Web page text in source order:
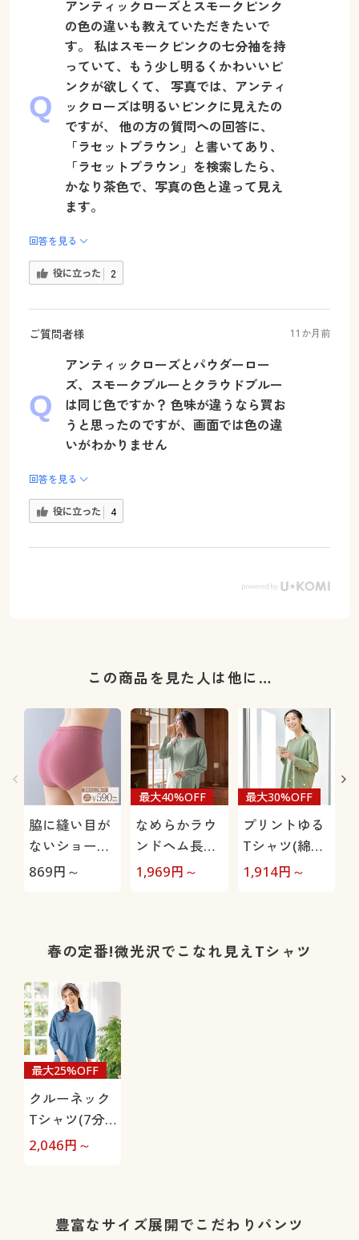
アンティックローズとスモークピンク
の色の違いも教えていただきたいで
す。 私はスモークピンクの七分袖を持
っていて、もう少し明るくかわいいピ
ンクが欲しくて、 写真では、アンティ
ックローズは明るいピンクに見えたの
ですが、 他の方の質問への回答に、
「ラセットブラウン」と書いてあり、
「ラセットブラウン」を検索したら、
かなり茶色で、写真の色と違って見え
ます。
回答を見る
役に立った 2
ご質問者様 11か月前
アンティックローズとパウダーロー
ズ、スモークブルーとクラウドブルー
は同じ色ですか？ 色味が違うなら買お
うと思ったのですが、画面では色の違
いがわかりません
回答を見る
役に立った 4
この商品を見た人は他に…
脇に縫い目が
ないショーツ
(デイリーヒッ
タンダード)
869円～
なめらかラウ
ンドヘム長袖
Tシャツ(綿
最大40%OFF
1,969円～
プリントゆる
Tシャツ(綿
100%)
最大30%OFF
1,914円～
春の定番!微光沢でこなれ見えTシャツ
クルーネック
Tシャツ(7分
袖)(綿100%・
最大25%OFF
2,046円～
豊富なサイズ展開でこだわりパンツ